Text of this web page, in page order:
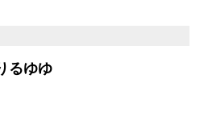
るゆゆ